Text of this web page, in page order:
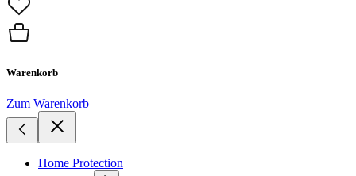
Warenkorb
Zum Warenkorb
Home Protection